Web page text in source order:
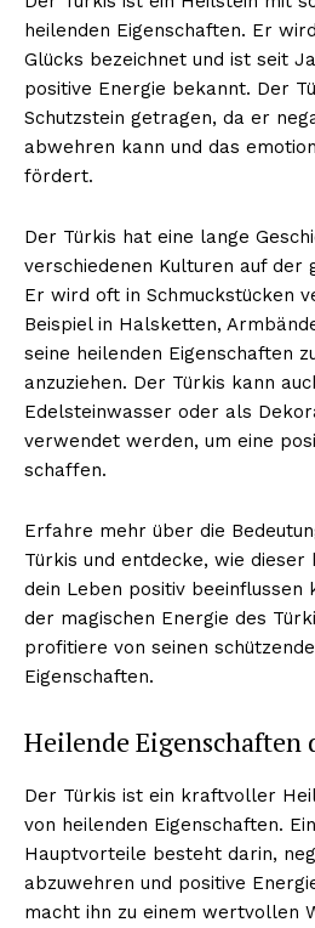
NEWSLETTER
Inhalte
heilenden Eigenschaften. Er
Glücks bezeichnet und ist seit
positive Energie bekannt. Der
Schutzstein getragen, da er
abwehren kann und das
fördert.
Der Türkis hat eine lange
verschiedenen Kulturen auf der
Er wird oft in Schmuckstücken
Beispiel in Halsketten,
seine heilenden Eigenschaften
anzuziehen. Der Türkis kann
Edelsteinwasser oder als
verwendet werden, um eine
schaffen.
Erfahre mehr über die
Türkis und entdecke, wie
dein Leben positiv beeinflussen
der magischen Energie des
profitiere von seinen
Eigenschaften.
Heilende Eigenschaften
Der Türkis ist ein kraftvoller
von heilenden Eigenschaften.
Hauptvorteile besteht darin,
abzuwehren und positive
macht ihn zu einem wertvollen